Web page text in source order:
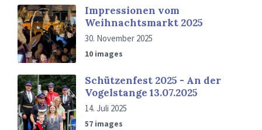
Impressionen vom
Weihnachtsmarkt 2025
30. November 2025
10 images
Schützenfest 2025 - An der
Vogelstange 13.07.2025
14. Juli 2025
57 images